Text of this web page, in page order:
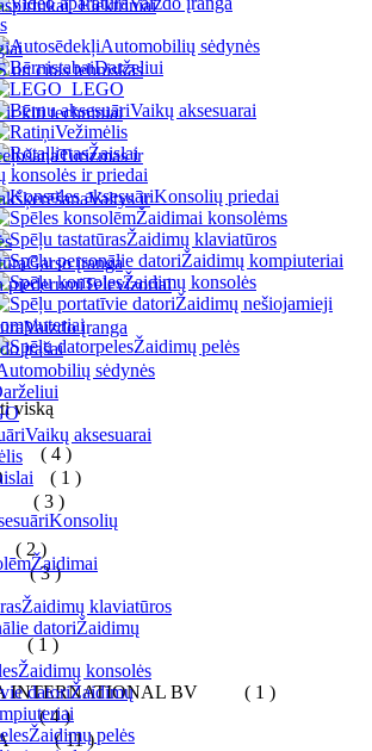
Elektriniai
ir kiti techniniai
Turizmas ir
Valtys ir
Garso įranga
Televizoriai
Vaizdo įranga
įrašai
sėdynės
Vaikų aksesuarai
Konsolių
Žaidimai
Žaidimų klaviatūros
Žaidimų
Žaidimų konsolės
Žaidimų
Žaidimų pelės
Automobilių sėdynės
Darželiui
LEGO
Vaikų aksesuarai
Vežimėlis
Žaislai
konsolės ir priedai
Konsolių priedai
Žaidimai konsolėms
Žaidimų klaviatūros
Žaidimų kompiuteriai
Žaidimų konsolės
Žaidimų nešiojamieji
Žaidimų pelės
viską
( 4 )
( 1 )
( 3 )
( 2 )
( 3 )
( 1 )
INTERNATIONAL BV
( 1 )
( 4 )
( 11 )